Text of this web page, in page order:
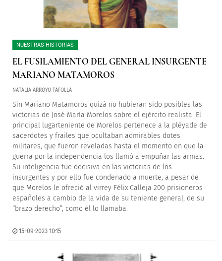
NUESTRAS HISTORIAS
EL FUSILAMIENTO DEL GENERAL INSURGENTE
MARIANO MATAMOROS
NATALIA ARROYO TAFOLLA
Sin Mariano Matamoros quizá no hubieran sido posibles las
victorias de José María Morelos sobre el ejército realista. El
principal lugarteniente de Morelos pertenece a la pléyade de
sacerdotes y frailes que ocultaban admirables dotes
militares, que fueron reveladas hasta el momento en que la
guerra por la independencia los llamó a empuñar las armas.
Su inteligencia fue decisiva en las victorias de los
insurgentes y por ello fue condenado a muerte, a pesar de
que Morelos le ofreció al virrey Félix Calleja 200 prisioneros
españoles a cambio de la vida de su teniente general, de su
“brazo derecho”, como él lo llamaba.
15-09-2023 10:15